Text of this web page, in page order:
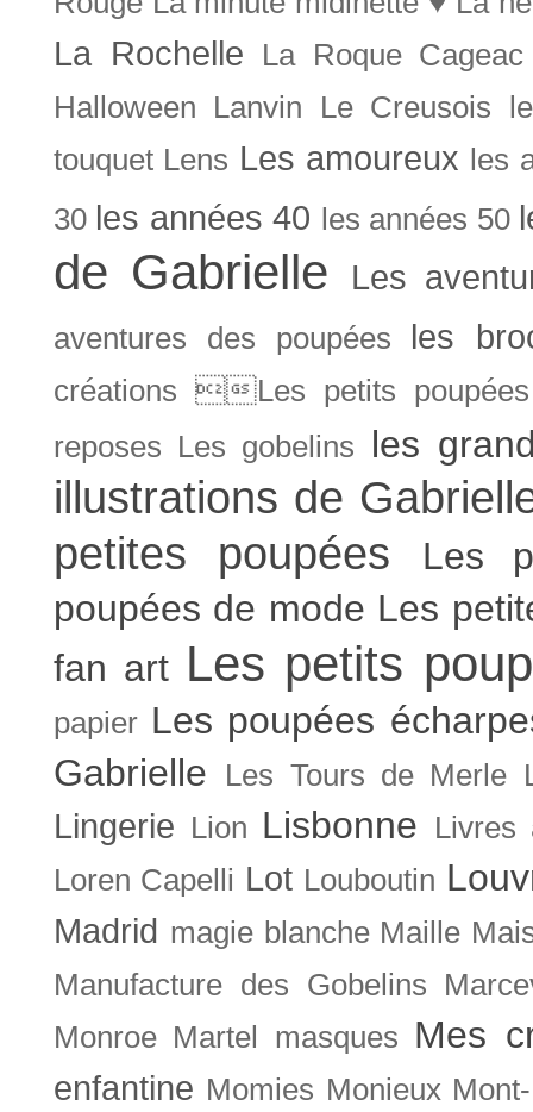
La Rochelle
La Roque Cageac
Halloween
Lanvin Le Creusois
touquet Lens Les amoureux les
30 les années 40 les années 50
de Gabrielle Les
aventures des poupées les
créations Les petits
reposes Les gobelins les
illustrations de
petites poupées
Les
poupées de mode Les
fan art Les petits
papier Les poupées
Gabrielle
Les Tours de Merle
Lingerie Lion Lisbonne
Livres
Loren Capelli Lot Louboutin
Madrid magie blanche Maille
Manufacture des Gobelins
Monroe Martel masques Mes
enfantine Momies Monieux